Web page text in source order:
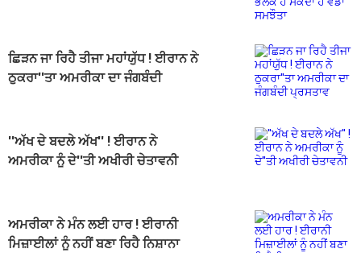
ਛਿੜਨ ਜਾ ਰਿਹੈ ਤੀਜਾ ਮਹਾਂਯੁੱਧ ! ਈਰਾਨ ਨੇ
ਠੁਕਰਾ''ਤਾ ਅਮਰੀਕਾ ਦਾ ਜੰਗਬੰਦੀ
''ਅੱਖ ਦੇ ਬਦਲੇ ਅੱਖ'' ! ਈਰਾਨ ਨੇ
ਅਮਰੀਕਾ ਨੂੰ ਦੇ''ਤੀ ਅਖੀਰੀ ਚੇਤਾਵਨੀ
ਅਮਰੀਕਾ ਨੇ ਮੰਨ ਲਈ ਹਾਰ ! ਈਰਾਨੀ
ਮਿਜ਼ਾਈਲਾਂ ਨੂੰ ਨਹੀਂ ਬਣਾ ਰਿਹੈ ਨਿਸ਼ਾਨਾ